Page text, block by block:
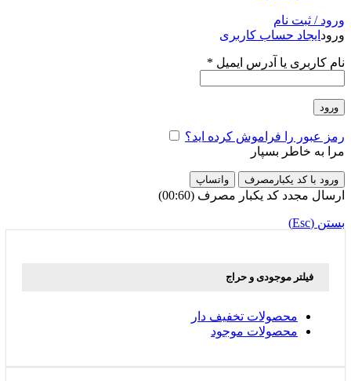
ورود / ثبت نام
ورود ایجاد حساب کاربری
نام کاربری یا آدرس ایمیل *
ورود
رمز عبور را فراموش کرده اید؟
مرا به خاطر بسپار
ورود با کد یکبارمصرف واتساپ
ارسال مجدد کد یکبار مصرف (00:
60
)
بستن (Esc)
فیلتر موجودی و حراج
محصولات تخفیف دار
محصولات موجود